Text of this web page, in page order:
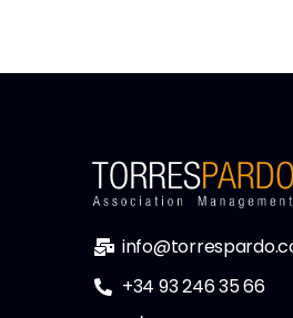
+34 93 246 35 66